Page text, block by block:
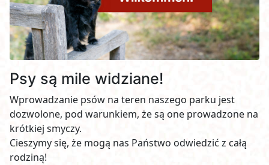
Psy są mile widziane!
Wprowadzanie psów na teren naszego parku jest
dozwolone, pod warunkiem, że są one prowadzone na
krótkiej smyczy.
Cieszymy się, że mogą nas Państwo odwiedzić z całą
rodziną!